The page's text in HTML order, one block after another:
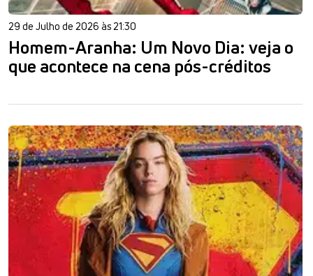
29 de Julho de 2026 às 21:30
Homem-Aranha: Um Novo Dia: veja o
que acontece na cena pós-créditos